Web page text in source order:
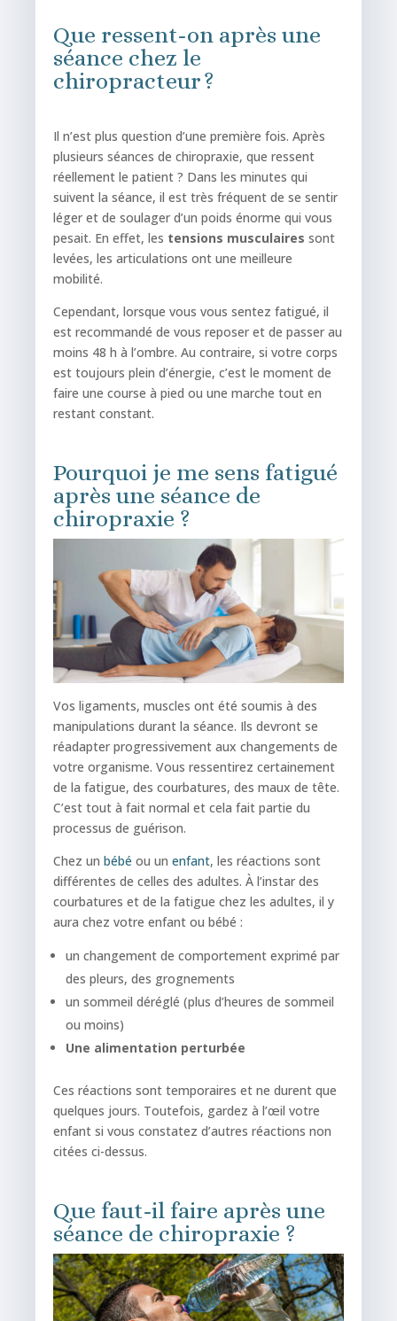
Que ressent-on après une
séance chez le
chiropracteur ?
Il n’est plus question d’une première fois. Après
plusieurs séances de chiropraxie, que ressent
réellement le patient ? Dans les minutes qui
suivent la séance, il est très fréquent de se sentir
léger et de soulager d’un poids énorme qui vous
pesait. En effet, les tensions musculaires sont
levées, les articulations ont une meilleure
mobilité.
Cependant, lorsque vous vous sentez fatigué, il
est recommandé de vous reposer et de passer au
moins 48 h à l’ombre. Au contraire, si votre corps
est toujours plein d’énergie, c’est le moment de
faire une course à pied ou une marche tout en
restant constant.
Pourquoi je me sens fatigué
après une séance de
chiropraxie ?
Vos ligaments, muscles ont été soumis à des
manipulations durant la séance. Ils devront se
réadapter progressivement aux changements de
votre organisme. Vous ressentirez certainement
de la fatigue, des courbatures, des maux de tête.
C’est tout à fait normal et cela fait partie du
processus de guérison.
Chez unbébé ou unenfant, les réactions sont
différentes de celles des adultes. À l’instar des
courbatures et de la fatigue chez les adultes, il y
aura chez votre enfant ou bébé :
un changement de comportement exprimé par
des pleurs, des grognements
un sommeil déréglé (plus d’heures de sommeil
ou moins)
Une alimentation perturbée
Ces réactions sont temporaires et ne durent que
quelques jours. Toutefois, gardez à l’œil votre
enfant si vous constatez d’autres réactions non
citées ci-dessus.
Que faut-il faire après une
séance de chiropraxie ?